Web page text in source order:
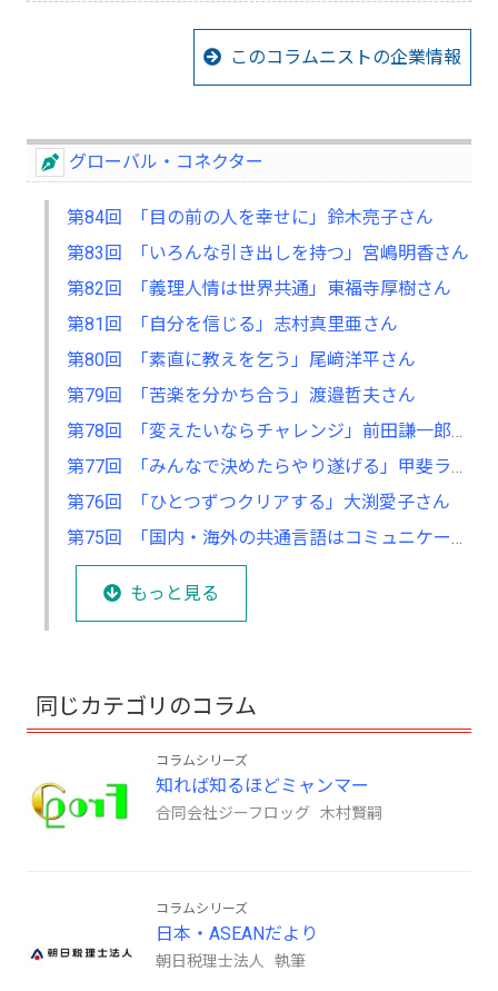
このコラムニストの企業情報
グローバル・コネクター
第84回 「目の前の人を幸せに」鈴木亮子さん
第83回 「いろんな引き出しを持つ」宮嶋明香さん
第82回 「義理人情は世界共通」東福寺厚樹さん
第81回 「自分を信じる」志村真里亜さん
第80回 「素直に教えを乞う」尾﨑洋平さん
第79回 「苦楽を分かち合う」渡邉哲夫さん
第76回 「ひとつずつクリアする」大渕愛子さん
もっと見る
同じカテゴリのコラム
コラムシリーズ
知れば知るほどミャンマー
合同会社ジーフロッグ 木村賢嗣
コラムシリーズ
日本・ASEANだより
朝日税理士法人 執筆